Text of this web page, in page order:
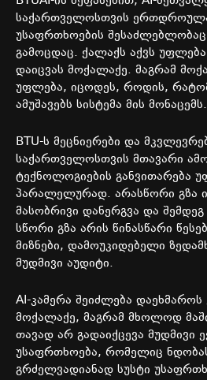
საქართველოსთვის
უსაფრთხოების შესაძლებლობაც
გამოცდაც. ქალაქს აქვს უფლება
დაიცვას მოქალაქე. მაგრამ
უფლება, იცოდეს, როდის,
ამუშავებს სისტემა მის მონაცემს.
BTU-ს მეცნიერები და
საქართველოსთვის მთავარი
ტექნოლოგიების განვითარება
პარალელურად. არასწორი გზა
მასობრივი დანერგვა და შემდეგ
სწორი გზა არის წინასწარი
მიზნები, დამოუკიდებელი
მუდმივი აუდიტი.
AI-კამერა შეიძლება დაეხმაროს
მოქალაქე, მაგრამ მხოლოდ
თავად არ გადაიქცევა მუდმივი
უსაფრთხოება, რომელიც
გრძელვადიანად სუსტი